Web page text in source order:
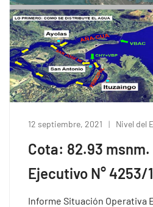
12 septiembre, 2021 Nivel del
Cota: 82.93 msnm.
Ejecutivo N° 4253/
Informe Situación Operativa